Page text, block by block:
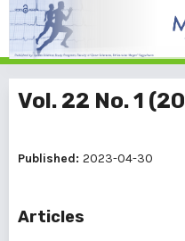
Vol. 22 No. 1
Published: 2023-04-30
Articles